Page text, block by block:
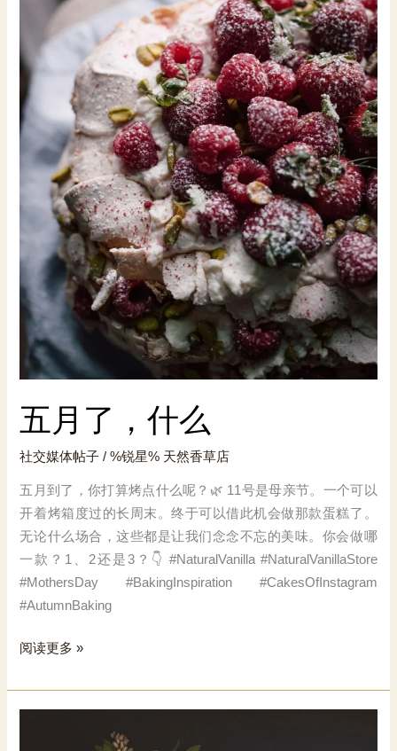
五月了，什么
社交媒体帖子 / %锐星% 天然香草店
五月到了，你打算烤点什么呢？🌿 11号是母亲节。一个可以
开着烤箱度过的长周末。终于可以借此机会做那款蛋糕了。
无论什么场合，这些都是让我们念念不忘的美味。你会做哪
一款？1、2还是3？👇 #NaturalVanilla #NaturalVanillaStore
#MothersDay #BakingInspiration #CakesOfInstagram
#AutumnBaking
五
了，
阅读更多 »